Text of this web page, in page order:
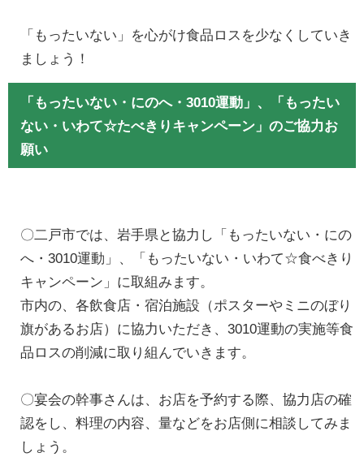
「もったいない」を心がけ食品ロスを少なくしていき
ましょう！
「もったいない・にのへ・3010運動」、「もったい
ない・いわて☆たべきりキャンペーン」のご協力お
願い
〇二戸市では、岩手県と協力し「もったいない・にの
へ・3010運動」、「もったいない・いわて☆食べきり
キャンペーン」に取組みます。
市内の、各飲食店・宿泊施設（ポスターやミニのぼり
旗があるお店）に協力いただき、3010運動の実施等食
品ロスの削減に取り組んでいきます。
〇宴会の幹事さんは、お店を予約する際、協力店の確
認をし、料理の内容、量などをお店側に相談してみま
しょう。